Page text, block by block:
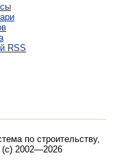
RSS
по строительству,
. (c) 2002—2026